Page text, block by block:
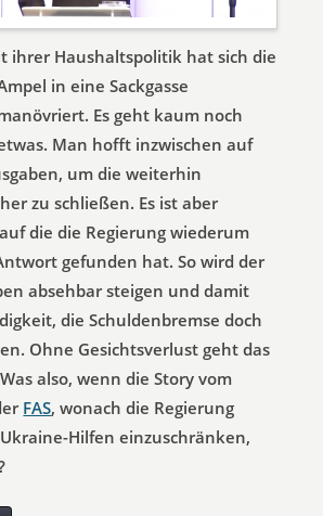
ihrer Haushaltspolitik hat sich die
in eine Sackgasse
Es geht kaum noch
Man hofft inzwischen auf
um die weiterhin
zu schließen. Es ist aber
die die Regierung wiederum
gefunden hat. So wird der
absehbar steigen und damit
die Schuldenbremse doch
Ohne Gesichtsverlust geht das
also, wenn die Story vom
FAS, wonach die Regierung
Hilfen einzuschränken,